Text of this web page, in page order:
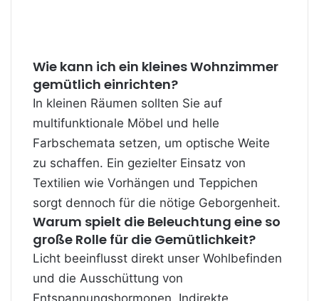
Wie kann ich ein kleines Wohnzimmer
gemütlich einrichten?
In kleinen Räumen sollten Sie auf
multifunktionale Möbel und helle
Farbschemata setzen, um optische Weite
zu schaffen. Ein gezielter Einsatz von
Textilien wie Vorhängen und Teppichen
sorgt dennoch für die nötige Geborgenheit.
Warum spielt die Beleuchtung eine so
große Rolle für die Gemütlichkeit?
Licht beeinflusst direkt unser Wohlbefinden
und die Ausschüttung von
Entspannungshormonen. Indirekte,